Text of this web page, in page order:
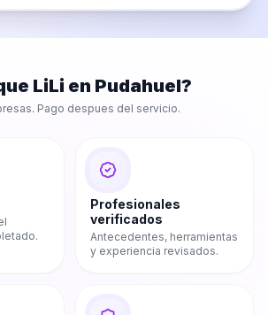
LiLi en Pudahuel?
Pago despues del servicio.
Profesionales
verificados
Antecedentes, herramientas
y experiencia revisados.